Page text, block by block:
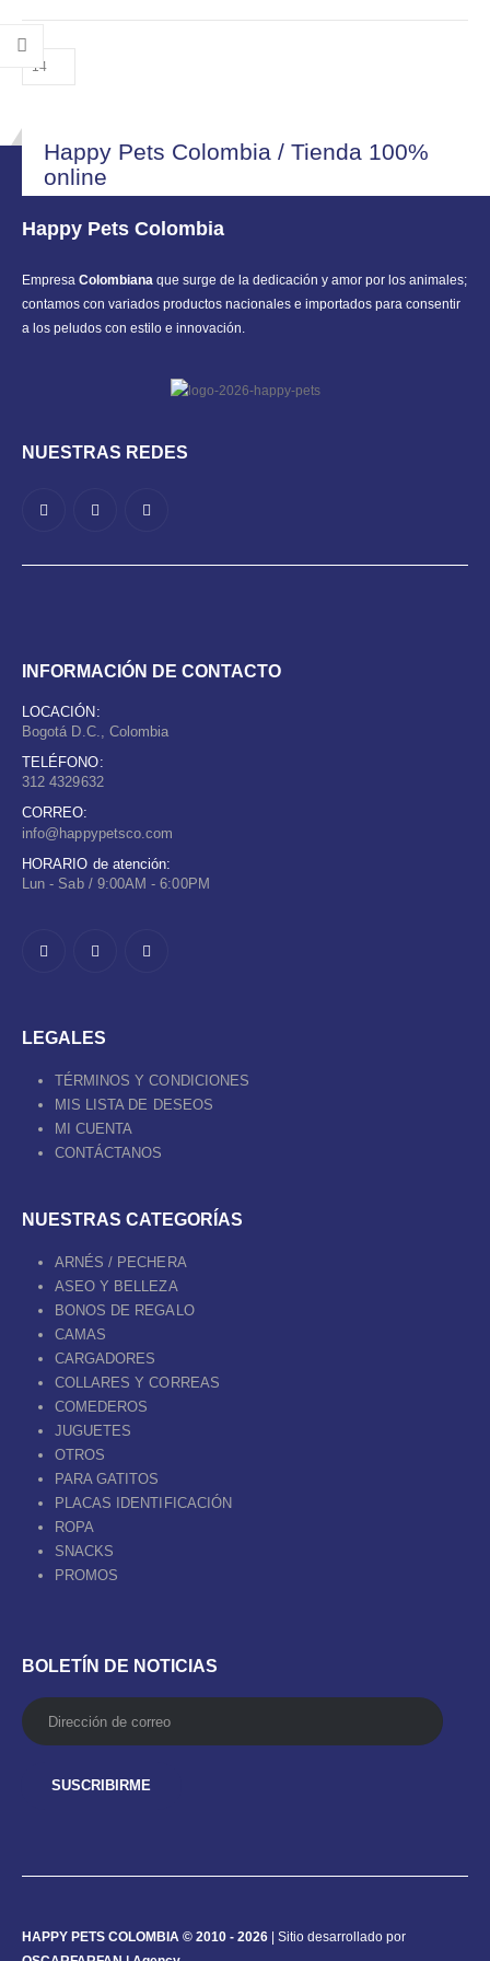
pueden
elegir
la
página
pueden
elegir
la
páginaHappy Pets Colombia / Tienda 100%
online
Happy Pets Colombia
Empresa Colombiana que surge de la dedicación y amor por los animales;
contamos con variados productos nacionales e importados para consentir
a los peludos con estilo e innovación.
NUESTRAS REDES
INFORMACIÓN DE CONTACTO
LOCACIÓN:
Bogotá D.C., Colombia
TELÉFONO:
312 4329632
CORREO:
info@happypetsco.com
HORARIO de atención:
Lun - Sab / 9:00AM - 6:00PM
LEGALES
TÉRMINOS Y CONDICIONES
MIS LISTA DE DESEOS
MI CUENTA
CONTÁCTANOS
NUESTRAS CATEGORÍAS
ARNÉS / PECHERA
ASEO Y BELLEZA
BONOS DE REGALO
CAMAS
CARGADORES
COLLARES Y CORREAS
COMEDEROS
JUGUETES
OTROS
PARA GATITOS
PLACAS IDENTIFICACIÓN
ROPA
SNACKS
PROMOS
BOLETÍN DE NOTICIAS
HAPPY PETS COLOMBIA © 2010 - 2026 | Sitio desarrollado por